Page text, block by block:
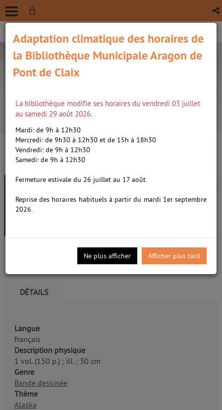
recherche avancée
5/5
3
Plus loin qu'ailleurs /
(1967-....). Auteur
Edité parVents d'Ouest;Impr. Chirat- 2025
Récit d'un voyage en Alaska.
DÉTAILS
Langue
français
Description physique
1 vol. (150 p.) ; ill. ; 30 cm
Genre
Bande dessinée
Thème
Alaska
Adaptation climatique des horaires de
la Bibliothèque Municipale Aragon de
Pont de Claix
La bibliothèque modifie ses horaires du vendredi 03 juillet
au samedi 29 août 2026.
Mardi: de 9h à 12h30
Mercredi: de 9h30 à 12h30 et de 15h à 18h30
Vendredi: de 9h à 12h30
Samedi: de 9h à 12h30
Fermeture estivale du 26 juillet au 17 août.
Reprise des horaires habituels à partir du mardi 1er septembre
2026.
Ne plus afficher Afficher plus tard